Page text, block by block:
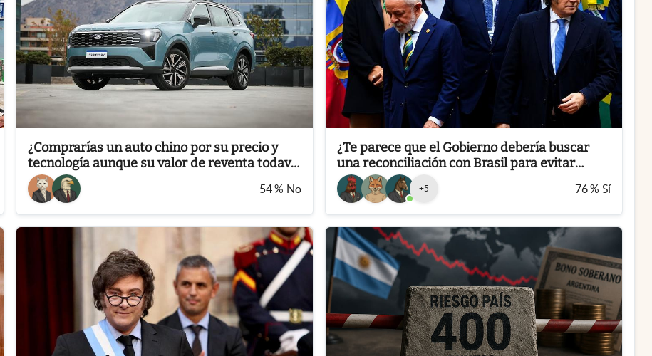
¿Comprarías un auto chino por su precio y
tecnología aunque su valor de reventa todavía
sea incierto?
54% No
¿Te parece que el Gobierno debería buscar
una reconciliación con Brasil para evitar
consecuencias económicas?
+5 76% Sí